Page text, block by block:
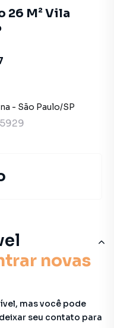
novas
mas você pode
seu contato para
26 M² Vila
- São Paulo/SP